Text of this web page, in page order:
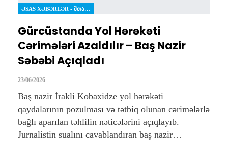
ƏSAS XƏBƏRLƏR - ᲛᲗᲐᲕᲐᲠᲘ ᲐᲛᲑᲔᲑᲘ
Gürcüstanda Yol Hərəkəti
Cərimələri Azaldılır – Baş Nazir
Səbəbi Açıqladı
23/06/2026
Baş nazir İrakli Kobaxidze yol hərəkəti
qaydalarının pozulması və tətbiq olunan cərimələrlə
bağlı aparılan təhlilin nəticələrini açıqlayıb.
Jurnalistin sualını cavablandıran baş nazir…